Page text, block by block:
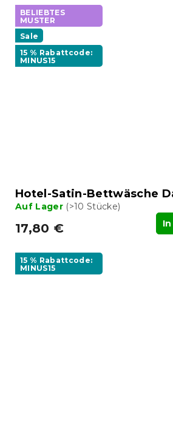
BELIEBTES
MUSTER
Sale
15 % Rabattcode:
MINUS15
Hotel-Satin-Bettwäsche
Auf Lager (>10 Stücke)
17,80 €
15 % Rabattcode:
MINUS15